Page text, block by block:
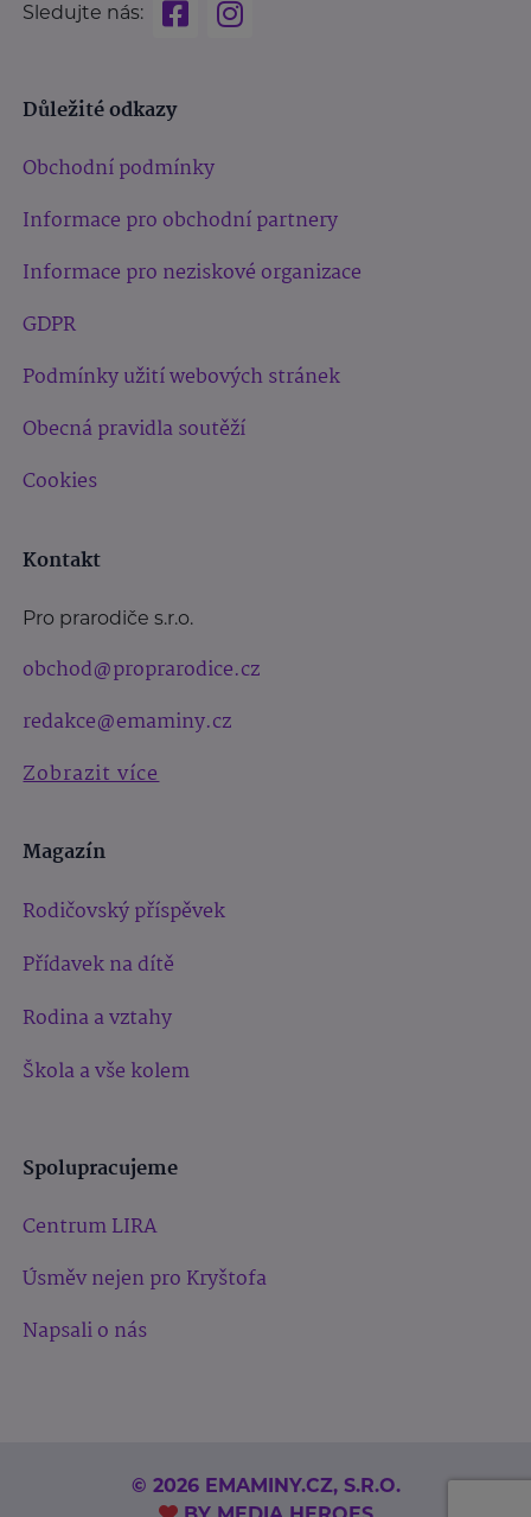
Sledujte nás:
Důležité odkazy
Obchodní podmínky
Informace pro obchodní partnery
Informace pro neziskové organizace
GDPR
Podmínky užití webových stránek
Obecná pravidla soutěží
Cookies
Kontakt
Pro prarodiče s.r.o.
obchod@proprarodice.cz
redakce@emaminy.cz
Zobrazit více
Magazín
Rodičovský příspěvek
Přídavek na dítě
Rodina a vztahy
Škola a vše kolem
Spolupracujeme
Centrum LIRA
Úsměv nejen pro Kryštofa
Napsali o nás
© 2026 EMAMINY.CZ, S.R.O.